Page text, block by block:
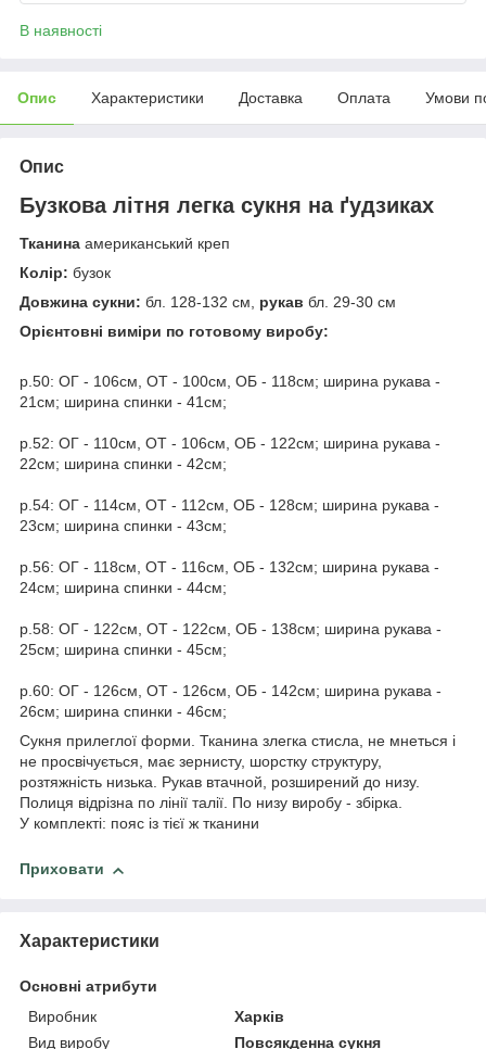
В наявності
Опис Характеристики Доставка Оплата Умови
Опис
Бузкова літня легка сукня на ґудзиках
Тканина американський креп
Колір: бузок
Довжина сукни: бл. 128-132 см, рукав бл. 29-30 см
Орієнтовні виміри по готовому виробу:
р.50: ОГ - 106см, ОТ - 100см, ОБ - 118см; ширина рукава -
21см; ширина спинки - 41см;
р.52: ОГ - 110см, ОТ - 106см, ОБ - 122см; ширина рукава -
22см; ширина спинки - 42см;
р.54: ОГ - 114см, ОТ - 112см, ОБ - 128см; ширина рукава -
23см; ширина спинки - 43см;
р.56: ОГ - 118см, ОТ - 116см, ОБ - 132см; ширина рукава -
24см; ширина спинки - 44см;
р.58: ОГ - 122см, ОТ - 122см, ОБ - 138см; ширина рукава -
25см; ширина спинки - 45см;
р.60: ОГ - 126см, ОТ - 126см, ОБ - 142см; ширина рукава -
26см; ширина спинки - 46см;
Сукня прилеглої форми. Тканина злегка стисла, не мнеться і
не просвічується, має зернисту, шорстку структуру,
розтяжність низька. Рукав втачной, розширений до низу.
Полиця відрізна по лінії талії. По низу виробу - збірка.
У комплекті: пояс із тієї ж тканини
Приховати
Характеристики
Основні атрибути
Виробник
Харків
Вид виробу
Повсякденна сукня